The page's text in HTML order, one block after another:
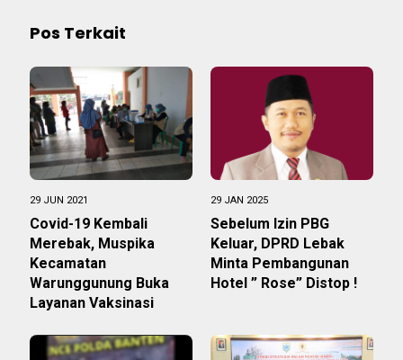
Pos Terkait
29 JUN 2021
Covid-19 Kembali
Merebak, Muspika
Kecamatan
Warunggunung Buka
Layanan Vaksinasi
29 JAN 2025
Sebelum Izin PBG
Keluar, DPRD Lebak
Minta Pembangunan
Hotel ” Rose” Distop !